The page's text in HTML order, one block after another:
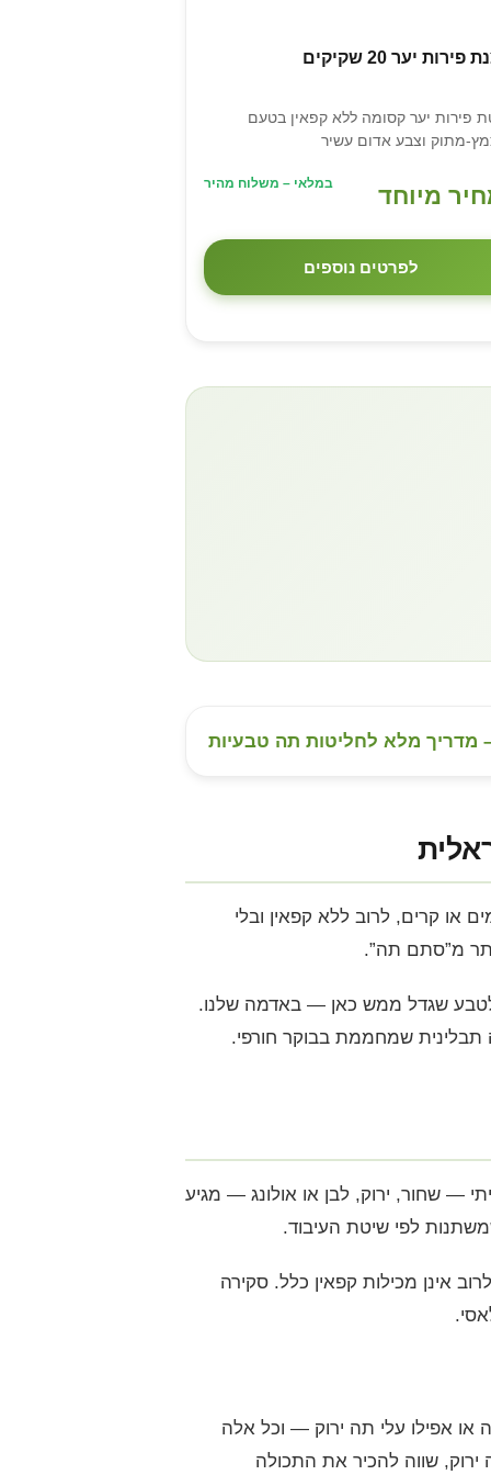
יער 20 שקיקים
פירות יער קסומה ללא קפאין בטעם
מתוק וצבע אדום עשיר
מיוחד במלאי – משלוח מהיר
לפרטים נוספים
– מדריך מלא לחליטות תה טבעיות
או קרים, לרוב ללא קפאין ובלי
מ”סתם תה”.
לטבע שגדל ממש כאן — באדמה שלנו.
תבלינית שמחממת בבוקר חורפי.
שחור, ירוק, לבן או אולונג — מגיע
אינן מכילות קפאין כלל. סקירה
אפילו עלי תה ירוק — וכל אלה
שווה להכיר את התכולה